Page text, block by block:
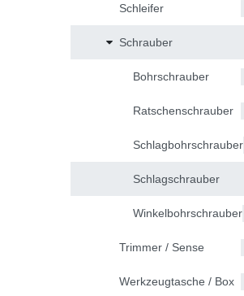
Schleifer
Schrauber
Bohrschrauber
Ratschenschrauber
Schlagbohrschrauber
Schlagschrauber
Winkelbohrschrauber
Trimmer / Sense
Werkzeugtasche / Box